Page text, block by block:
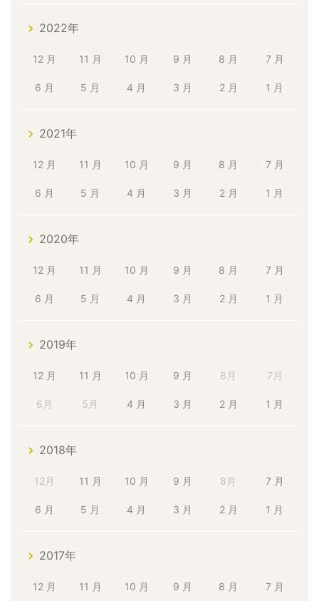
2022年
12 月 11 月 10 月 9 月 8 月 7 月
6 月 5 月 4 月 3 月 2 月 1 月
2021年
12 月 11 月 10 月 9 月 8 月 7 月
6 月 5 月 4 月 3 月 2 月 1 月
2020年
12 月 11 月 10 月 9 月 8 月 7 月
6 月 5 月 4 月 3 月 2 月 1 月
2019年
12 月 11 月 10 月 9 月 8月 7月
6月 5月 4 月 3 月 2 月 1 月
2018年
12月 11 月 10 月 9 月 8月 7 月
6 月 5 月 4 月 3 月 2 月 1 月
2017年
12 月 11 月 10 月 9 月 8 月 7 月